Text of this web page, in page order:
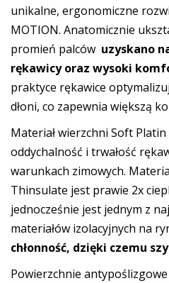
unikalne, ergonomiczne
MOTION. Anatomicznie
promień palców uzyskano
rękawicy oraz wysoki
praktyce rękawice
dłoni, co zapewnia większą
Materiał wierzchni Soft
oddychalność i trwałość
warunkach zimowych.
Thinsulate jest prawie 2x
jednocześnie jest jednym z
materiałów izolacyjnych na
chłonność, dzięki czemu
Powierzchnie